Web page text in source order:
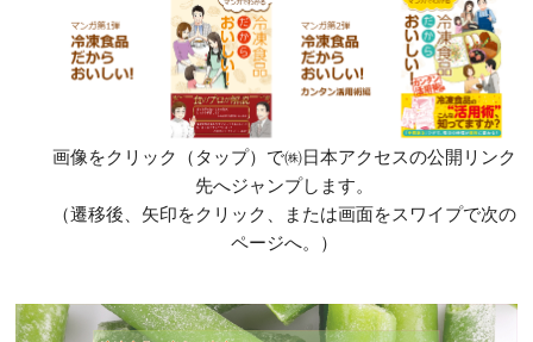
画像をクリック（タップ）で㈱日本アクセスの公開リンク
先へジャンプします。
（遷移後、矢印をクリック、または画面をスワイプで次の
ページへ。）